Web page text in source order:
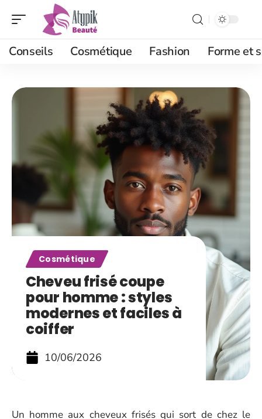
Conseils Cosmétique Fashion Forme et
Cosmétique
Cheveu frisé coupe
pour homme : styles
modernes et faciles à
coiffer
10/06/2026
Un homme aux cheveux frisés qui sort de chez le